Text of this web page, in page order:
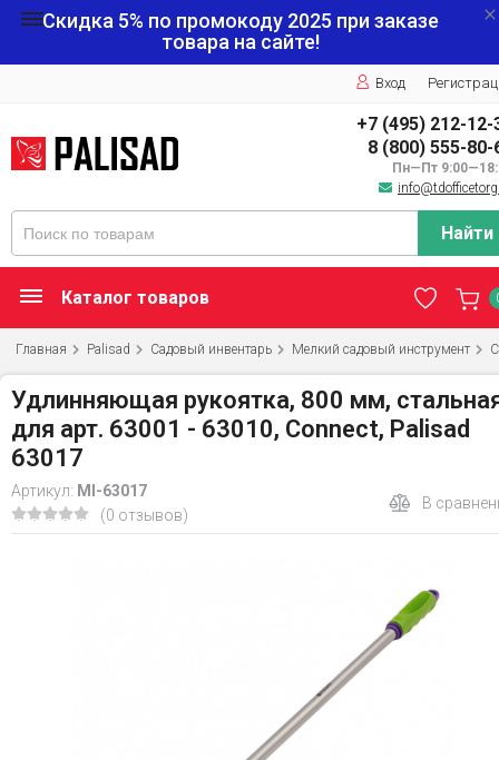
Скидка 5% по промокоду 2025 при заказе
товара на сайте!
Вход
+7 (495) 212-12-
8 (800) 555-80-
Пн—Пт
Найти
Каталог товаров
Главная Palisad Садовый инвентарь Мелкий садовый инструмент
Удлинняющая рукоятка, 800 мм,
для арт. 63001 - 63010, Connect, Palisad
63017
Артикул: MI-63017
(0 отзывов)
В